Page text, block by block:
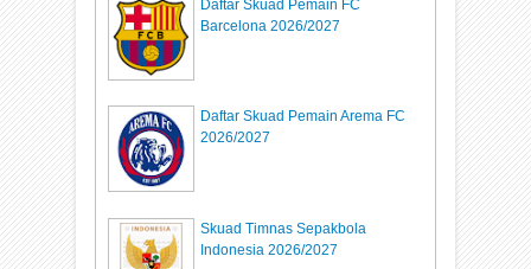
Daftar Skuad Pemain FC
Barcelona 2026/2027
Daftar Skuad Pemain Arema FC
2026/2027
Skuad Timnas Sepakbola
Indonesia 2026/2027